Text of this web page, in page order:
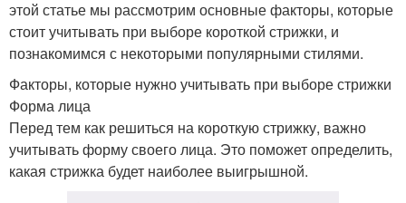
этой статье мы рассмотрим основные факторы, которые
стоит учитывать при выборе короткой стрижки, и
познакомимся с некоторыми популярными стилями.
Факторы, которые нужно учитывать при выборе стрижки
Форма лица
Перед тем как решиться на короткую стрижку, важно
учитывать форму своего лица. Это поможет определить,
какая стрижка будет наиболее выигрышной.